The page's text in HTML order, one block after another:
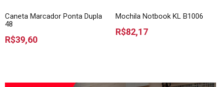
Caneta Marcador Ponta Dupla
48
R$39,60
Mochila Notbook KL B1006
R$82,17